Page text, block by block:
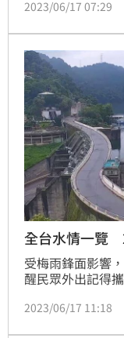
升，南部水庫爬
2023/06/17 07:29
全台水情一覽
受梅雨鋒面影響
醒民眾外出記得
立新聞網》特別
2023/06/17 11:18